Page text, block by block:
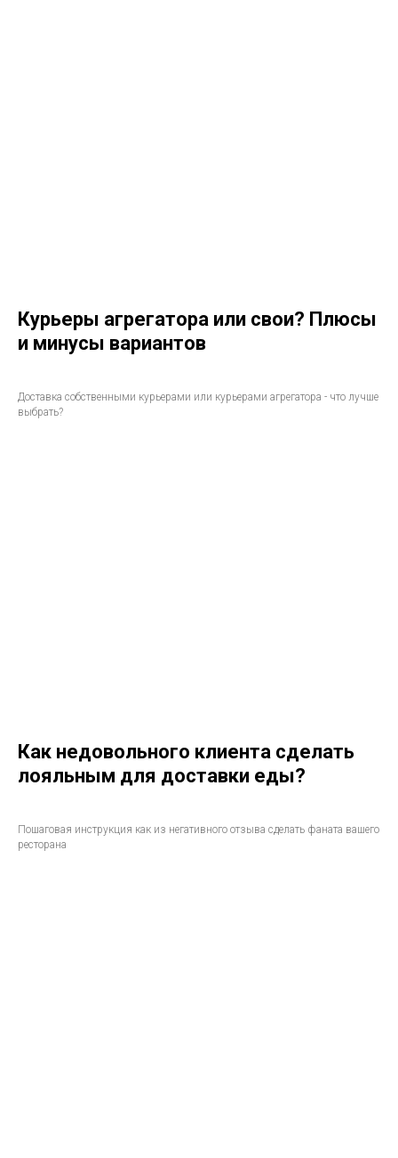
Курьеры агрегатора или свои? Плюсы
и минусы вариантов
Доставка собственными курьерами или курьерами агрегатора - что лучше
выбрать?
Как недовольного клиента сделать
лояльным для доставки еды?
Пошаговая инструкция как из негативного отзыва сделать фаната вашего
ресторана